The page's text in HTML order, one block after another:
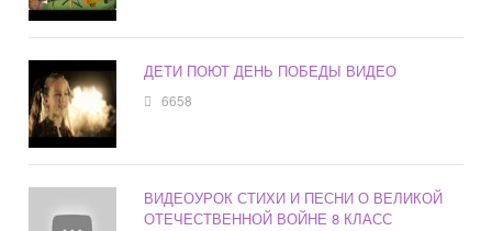
ДЕТИ ПОЮТ ДЕНЬ ПОБЕДЫ ВИДЕО
6658
ВИДЕОУРОК СТИХИ И ПЕСНИ О ВЕЛИКОЙ
ОТЕЧЕСТВЕННОЙ ВОЙНЕ 8 КЛАСС